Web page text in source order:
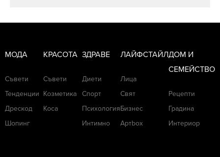
МОДА
Съвети
Тенденции
Дрескод
Шопинг
КРАСОТА
Съвети
Козметика
Коса
ЗДРАВЕ
Диети
Спорт
Психология
Интимно
ЛАЙФСТАЙЛ
Лица
Свят
Бизнес
Артbox
ДОМ И
СЕМЕЙСТВО
Рецепти
Градина
Интериор